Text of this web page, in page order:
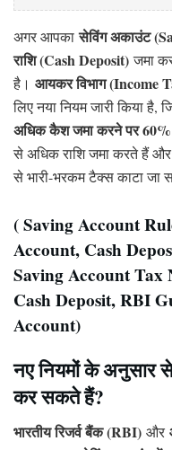
अगर आपकासेविंग अकाउंट
राशि (Cash Deposit)जमा
है। आयकर विभाग (Income
लिए नया नियम जारी किया है,
अधिक कैश जमा करने पर
से अधिक राशि जमा करते हैं
से भारी-भरकम टैक्स काटा जा
( Saving Account
Account, Cash
Saving Account Tax
Cash Deposit, RBI
Account)
नए नियमों के अनुसार
कर सकते हैं?
भारतीय रिजर्व बैंक (RBI) और